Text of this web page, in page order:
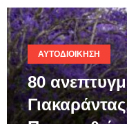
ΑΥΤΟΔΙΟΊΚΗΣΗ
80